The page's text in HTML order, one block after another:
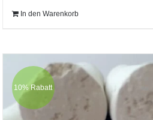
In den Warenkorb
10% Rabatt